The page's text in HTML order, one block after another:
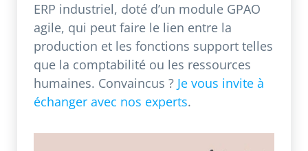
ERP industriel, doté d’un module GPAO
agile, qui peut faire le lien entre la
production et les fonctions support telles
que la comptabilité ou les ressources
humaines. Convaincus ? Je vous invite à
échanger avec nos experts.